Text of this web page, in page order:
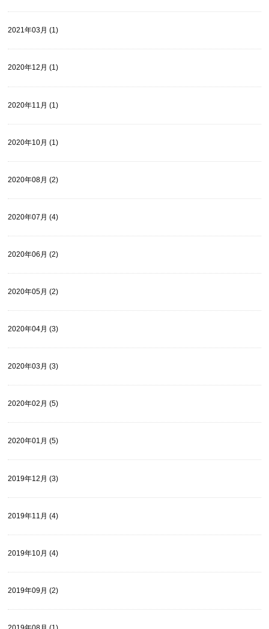
2021年03月 (1)
2020年12月 (1)
2020年11月 (1)
2020年10月 (1)
2020年08月 (2)
2020年07月 (4)
2020年06月 (2)
2020年05月 (2)
2020年04月 (3)
2020年03月 (3)
2020年02月 (5)
2020年01月 (5)
2019年12月 (3)
2019年11月 (4)
2019年10月 (4)
2019年09月 (2)